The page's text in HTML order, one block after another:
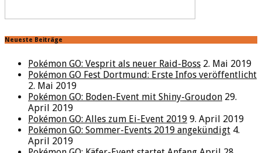
Neueste Beiträge
Pokémon GO: Vesprit als neuer Raid-Boss 2. Mai 2019
Pokémon GO Fest Dortmund: Erste Infos veröffentlicht
2. Mai 2019
Pokémon GO: Boden-Event mit Shiny-Groudon 29.
April 2019
Pokémon GO: Alles zum Ei-Event 2019 9. April 2019
Pokémon GO: Sommer-Events 2019 angekündigt 4.
April 2019